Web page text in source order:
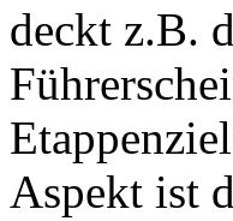
deckt z.B.
Aspekt ist